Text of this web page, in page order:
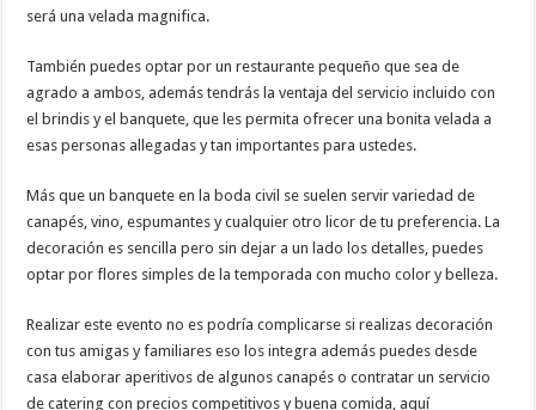
será una velada magnifica.
También puedes optar por un restaurante pequeño que sea de
agrado a ambos, además tendrás la ventaja del servicio incluido con
el brindis y el banquete, que les permita ofrecer una bonita velada a
esas personas allegadas y tan importantes para ustedes.
Más que un banquete en la boda civil se suelen servir variedad de
canapés, vino, espumantes y cualquier otro licor de tu preferencia. La
decoración es sencilla pero sin dejar a un lado los detalles, puedes
optar por flores simples de la temporada con mucho color y belleza.
Realizar este evento no es podría complicarse si realizas decoración
con tus amigas y familiares eso los integra además puedes desde
casa elaborar aperitivos de algunos canapés o contratar un servicio
de catering con precios competitivos y buena comida, aquí